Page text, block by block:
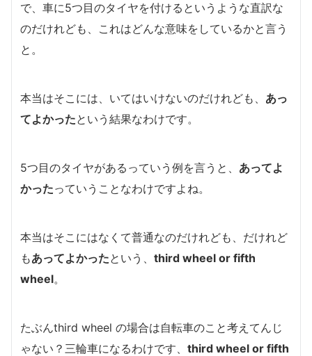
で、車に5つ目のタイヤを付けるというような直訳な
のだけれども、これはどんな意味をしているかと言う
と。
本当はそこには、いてはいけないのだけれども、 あっ
てよかったという結果なわけです。
5つ目のタイヤがあるっていう例を言うと、 あってよ
かったっていうことなわけですよね。
本当はそこにはなくて普通なのだけれども、だけれど
もあってよかったという、 third wheel or fifth
wheel。
たぶんthird wheel の場合は自転車のこと考えてんじ
ゃない？三輪車になるわけです、 third wheel or fifth